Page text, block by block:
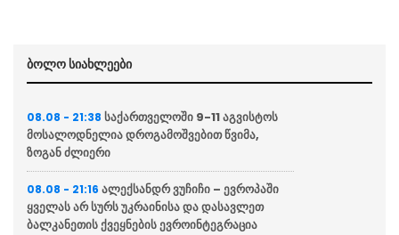
ბოლო სიახლეები
08.08 - 21:38 საქართველოში 9-11 აგვისტოს
მოსალოდნელია დროგამოშვებით წვიმა,
ზოგან ძლიერი
08.08 - 21:16 ალექსანდრ ვუჩიჩი – ევროპაში
ყველას არ სურს უკრაინისა და დასავლეთ
ბალკანეთის ქვეყნების ევროინტეგრაცია